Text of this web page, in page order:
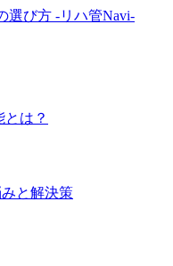
選び方 -リハ管Navi-
とは？
と解決策